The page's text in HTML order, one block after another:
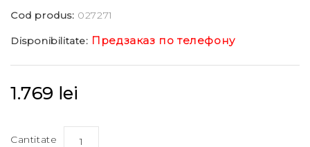
Cod produs: 027271
Disponibilitate: Предзаказ по телефону
1.769 lei
Cantitate